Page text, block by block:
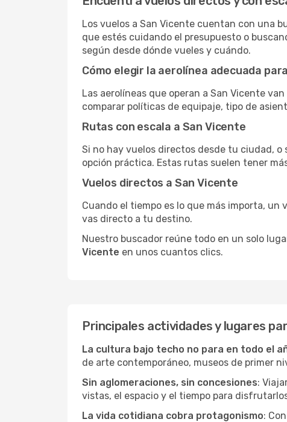
Los vuelos a San Vicente cuentan con una
que estés cuidando el presupuesto o
según desde dónde vueles y cuándo.
Cómo elegir la aerolínea adecuada
Las aerolíneas que operan a San Vicente
comparar políticas de equipaje, tipo de
Rutas con escala a San Vicente
Si no hay vuelos directos desde tu ciudad,
opción práctica. Estas rutas suelen tener
Vuelos directos a San Vicente
Cuando el tiempo es lo que más importa,
vas directo a tu destino.
Nuestro buscador reúne todo en un solo
Vicente en unos cuantos clics.
Principales actividades y lugares
La cultura bajo techo no para en todo el
de arte contemporáneo, museos de primer
Sin aglomeraciones, sin concesiones:
vistas, el espacio y el tiempo para
La vida cotidiana cobra protagonismo: